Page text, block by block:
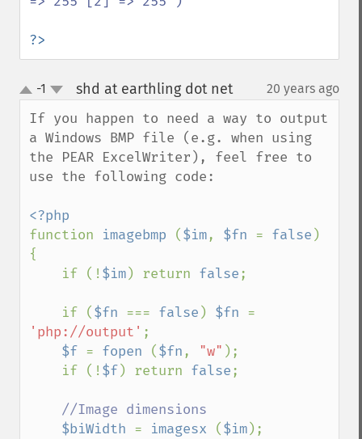
?>
up
down
-1 shd at earthling dot net¶ 20 years ago
If you happen to need a way to output
a Windows BMP file (e.g. when using
the PEAR ExcelWriter), feel free to
use the following code:
function imagebmp ($im, $fn = false )
{
    if (!
$im) return false;
    if (
$fn === false ) $fn
'php://output' ;
$f = fopen ($fn, "w" );
    if (!
$f) return false;
//Image dimensions
$biWidth = imagesx ($im);